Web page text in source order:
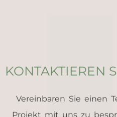
KONTAKTIEREN
Vereinbaren Sie einen
Projekt mit uns zu